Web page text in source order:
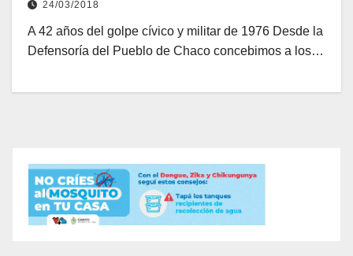
24/03/2018
A 42 años del golpe cívico y militar de 1976 Desde la
Defensoría del Pueblo de Chaco concebimos a los…